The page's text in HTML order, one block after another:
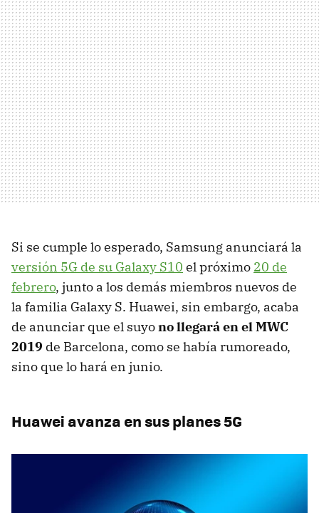
Si se cumple lo esperado, Samsung anunciará la
versión 5G de su Galaxy S10 el próximo 20 de
febrero, junto a los demás miembros nuevos de
la familia Galaxy S. Huawei, sin embargo, acaba
de anunciar que el suyono llegará en el MWC
2019 de Barcelona, como se había rumoreado,
sino que lo hará en junio.
Huawei avanza en sus planes 5G